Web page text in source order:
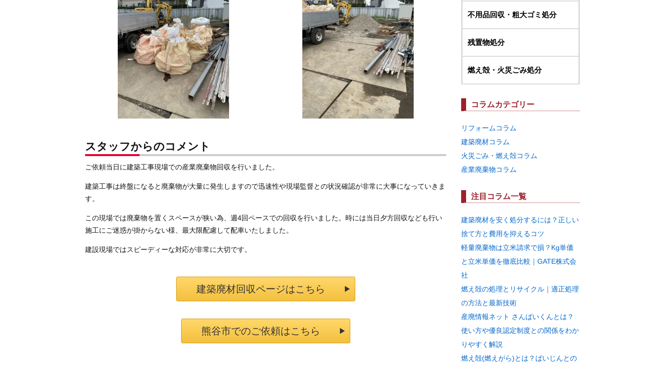
スタッフからのコメント
ご依頼当日に建築工事現場での産業廃棄物回収を行いました。
建築工事は終盤になると廃棄物が大量に発生しますので迅速性や現場監督との状況確認が非常に大事になっていきま
す。
この現場では廃棄物を置くスペースが狭い為、週4回ペースでの回収を行いました。時には当日夕方回収なども行い
施工にご迷惑が掛からない様、最大限配慮して配車いたしました。
建設現場ではスピーディーな対応が非常に大切です。
建築廃材回収ページはこちら
熊谷市でのご依頼はこちら
不用品回収・粗大ゴミ処分
残置物処分
燃え殻・火災ごみ処分
コラムカテゴリー
リフォームコラム
建築廃材コラム
火災ごみ・燃え殻コラム
産業廃棄物コラム
注目コラム一覧
建築廃材を安く処分するには？正しい
捨て方と費用を抑えるコツ
軽量廃棄物は立米請求で損？Kg単価
と立米単価を徹底比較｜GATE株式会
社
燃え殻の処理とリサイクル｜適正処理
の方法と最新技術
産廃情報ネット さんぱいくんとは？
使い方や優良認定制度との関係をわか
りやすく解説
燃え殻(燃えがら)とは？ばいじんとの